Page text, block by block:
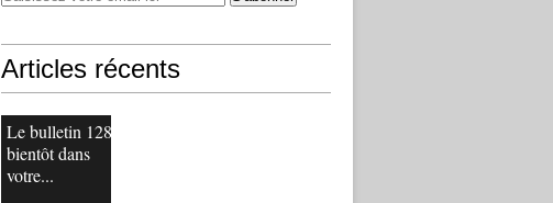
Articles récents
Le bulletin 128
bientôt dans
votre...